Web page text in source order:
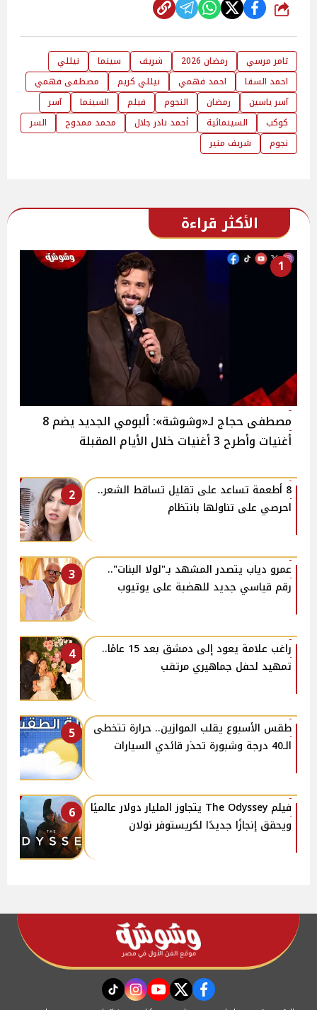
شارك
تامر مرسي رمضان 2026 شريف سينما
نيللي
احمد السقا
احمد فهمي نيللي كريم
مصطفى فهمي
آسر ياسين
رمضان النجوم فيلم السينما
آسر
كوكب
السينمائية أحمد نادر جلال محمد ممدوح
السر
نجوم
شريف منير
الأكثر قراءة
1
مصطفى حجاج لـ«وشوشة»: ألبومي الجديد يضم 8
أغنيات وأطرح 3 أغنيات خلال الأيام المقبلة
2
8 أطعمة تساعد على تقليل تساقط الشعر..
احرصي على تناولها بانتظام
3
عمرو دياب يتصدر المشهد بـ"لولا البنات"..
رقم قياسي جديد للهضبة على يوتيوب
4
راغب علامة يعود إلى دمشق بعد 15 عامًا..
تمهيد لحفل جماهيري مرتقب
5
طقس الأسبوع يقلب الموازين.. حرارة تتخطى
الـ40 درجة وشبورة تحذر قائدي السيارات
6
فيلم The Odyssey يتجاوز المليار دولار عالميًا
ويحقق إنجازًا جديدًا لكريستوفر نولان
facebook
twitter
youtube
instagram
tiktok